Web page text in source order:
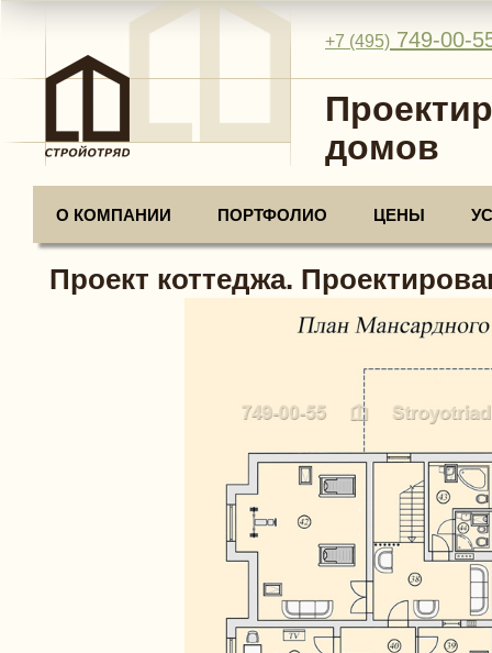
домов
+7 (495) 749-00-
О КОМПАНИИ ПОРТФОЛИО ЦЕНЫ
Проект коттеджа.